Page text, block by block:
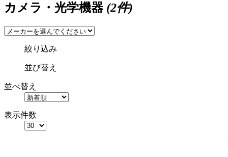
カメラ・光学機器(2件)
絞り込み
並び替え
並べ替え
表示件数